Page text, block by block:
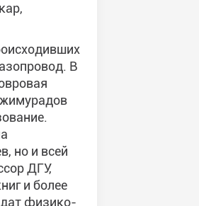
В
но и всей
ДГУ,
и более
физико-